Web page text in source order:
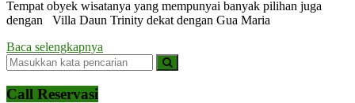
Tempat obyek wisatanya yang mempunyai banyak pilihan juga
dengan Villa Daun Trinity dekat dengan Gua Maria
Baca selengkapnya
Call Reservasi